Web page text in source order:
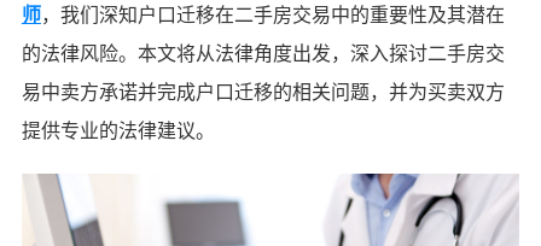
师，我们深知户口迁移在二手房交易中的重要性及其潜在
的法律风险。本文将从法律角度出发，深入探讨二手房交
易中卖方承诺并完成户口迁移的相关问题，并为买卖双方
提供专业的法律建议。